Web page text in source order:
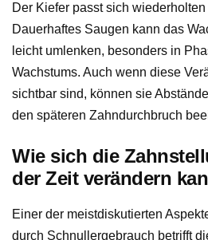
Der Kiefer passt sich wiederholten
Dauerhaftes Saugen kann das
leicht umlenken, besonders in
Wachstums. Auch wenn diese
sichtbar sind, können sie
den späteren Zahndurchbruch
Wie sich die
der Zeit verändern
Einer der meistdiskutierten
durch Schnullergebrauch betrifft